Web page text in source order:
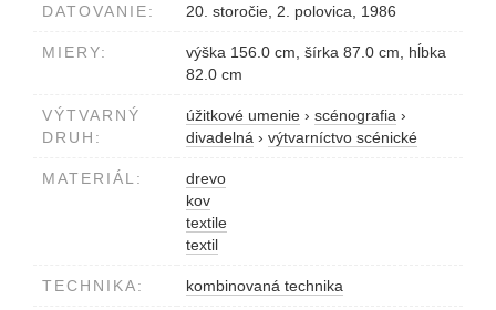
DATOVANIE: 20. storočie, 2. polovica, 1986
MIERY:
výška 156.0 cm, šírka 87.0 cm, hĺbka
82.0 cm
VÝTVARNÝ
DRUH:
úžitkové umenie › scénografia ›
divadelná › výtvarníctvo scénické
MATERIÁL:
drevo
kov
textile
textil
TECHNIKA: kombinovaná technika